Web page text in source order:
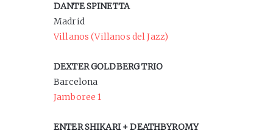
DANTE SPINETTA
Madrid
Villanos (Villanos del Jazz)
DEXTER GOLDBERG TRIO
Barcelona
Jamboree 1
ENTER SHIKARI + DEATHBYROMY